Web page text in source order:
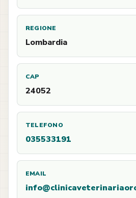
REGIONE
Lombardia
CAP
24052
TELEFONO
035533191
EMAIL